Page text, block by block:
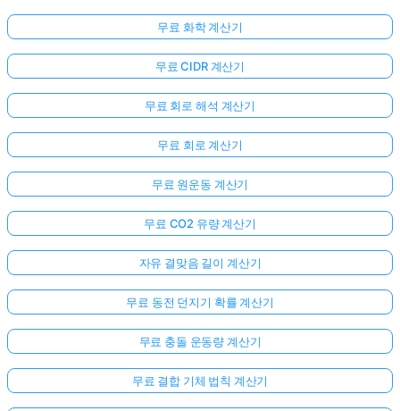
무료 화학 계산기
무료 CIDR 계산기
무료 회로 해석 계산기
무료 회로 계산기
무료 원운동 계산기
무료 CO2 유량 계산기
자유 결맞음 길이 계산기
무료 동전 던지기 확률 계산기
무료 충돌 운동량 계산기
무료 결합 기체 법칙 계산기